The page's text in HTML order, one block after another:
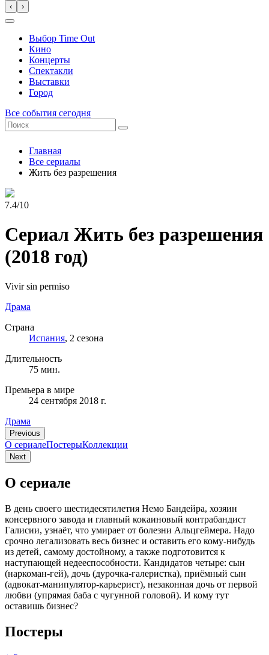
‹ ›
Выбор Time Out
Кино
Концерты
Спектакли
Выставки
Город
Все события сегодня
Главная
Все сериалы
Жить без разрешения
7.4/10
Сериал Жить без разрешения
(2018 год)
Vivir sin permiso
Драма
Страна
Испания, 2 сезона
Длительность
75 мин.
Премьера в мире
24 сентября 2018 г.
Драма
Previous
О сериалеПостерыКоллекции
Next
О сериале
В день своего шестидесятилетия Немо Бандейра, хозяин
консервного завода и главный кокаиновый контрабандист
Галисии, узнаёт, что умирает от болезни Альцгеймера. Надо
срочно легализовать весь бизнес и оставить его кому-нибудь
из детей, самому достойному, а также подготовится к
наступающей недееспособности. Кандидатов четыре: сын
(наркоман-гей), дочь (дурочка-галеристка), приёмный сын
(адвокат-манипулятор-карьерист), незаконная дочь от первой
любви (упрямая баба с чугунной головой). И кому тут
оставишь бизнес?
Постеры